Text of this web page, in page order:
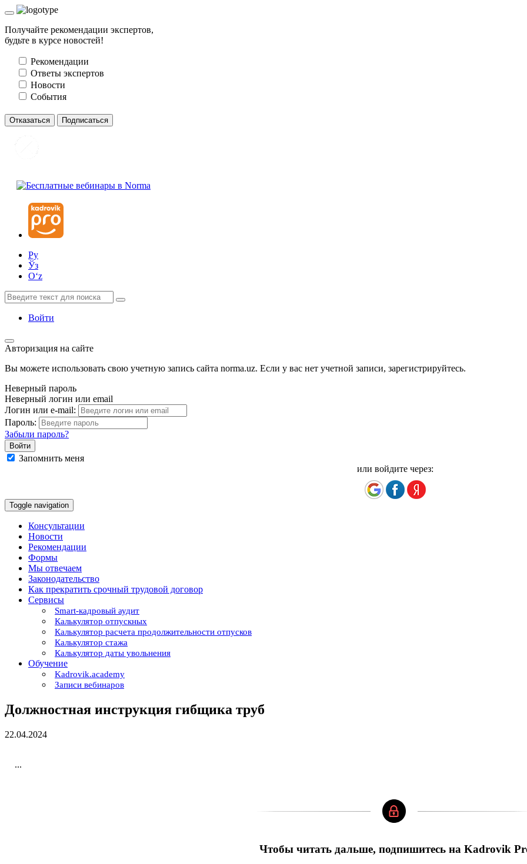
Получайте рекомендации экспертов,
будьте в курсе новостей!
Рекомендации
Ответы экспертов
Новости
События
Отказаться Подписаться
Ру
Ўз
Oʻz
Войти
Авторизация на сайте
Вы можете использовать свою учетную запись сайта norma.uz. Если у вас нет учетной записи, зарегистрируйтесь.
Неверный пароль
Неверный логин или email
Логин или e-mail:
Пароль:
Забыли пароль?
Запомнить меня
или войдите через:
Toggle navigation
Консультации
Новости
Рекомендации
Формы
Мы отвечаем
Законодательство
Как прекратить срочный трудовой договор
Сервисы
Smart-кадровый аудит
Калькулятор отпускных
Калькулятор расчета продолжительности отпусков
Калькулятор стажа
Калькулятор даты увольнения
Обучение
Kadrovik.academy
Записи вебинаров
Должностная инструкция гибщика труб
22.04.2024
...
Чтобы читать дальше, подпишитесь на Kadrovik